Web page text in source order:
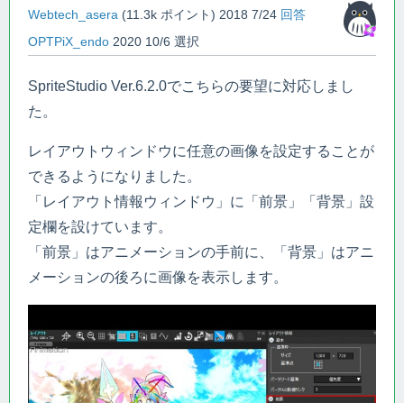
Webtech_asera (11.3k ポイント) 2018 7/24 回答
OPTPiX_endo 2020 10/6 選択
SpriteStudio Ver.6.2.0でこちらの要望に対応しまし
た。
レイアウトウィンドウに任意の画像を設定することが
できるようになりました。
「レイアウト情報ウィンドウ」に「前景」「背景」設
定欄を設けています。
「前景」はアニメーションの手前に、「背景」はアニ
メーションの後ろに画像を表示します。